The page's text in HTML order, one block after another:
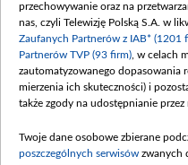
Dofinansowanie 48
Data podpisania
(wpłata grudzień
Dofinansowanie
Data podpisania
kwiecień 180 mln,
czerwca 90 mln)
przechowywanie oraz na
nas, czyli Telewizję Polską S.A. w
Zaufanych Partnerów z IAB* (1201
Partnerów TVP (93 firm) , w celach
zautomatyzowanego dopasowania
mierzenia ich skuteczności) i
także zgody na udostępnianie
Twoje dane osobowe zbierane
poszczególnych serwisów zwanych